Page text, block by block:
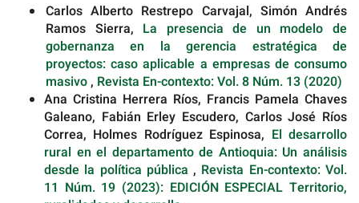
Carlos Alberto Restrepo Carvajal, Simón Andrés
Ramos Sierra, La presencia de un modelo de
gobernanza en la gerencia estratégica de
proyectos: caso aplicable a empresas de consumo
masivo, Revista En-contexto: Vol. 8 Núm. 13 (2020)
Ana Cristina Herrera Ríos, Francis Pamela Chaves
Galeano, Fabián Erley Escudero, Carlos José Ríos
Correa, Holmes Rodríguez Espinosa, El desarrollo
rural en el departamento de Antioquia: Un análisis
desde la política pública, Revista En-contexto: Vol.
11 Núm. 19 (2023): EDICIÓN ESPECIAL Territorio,